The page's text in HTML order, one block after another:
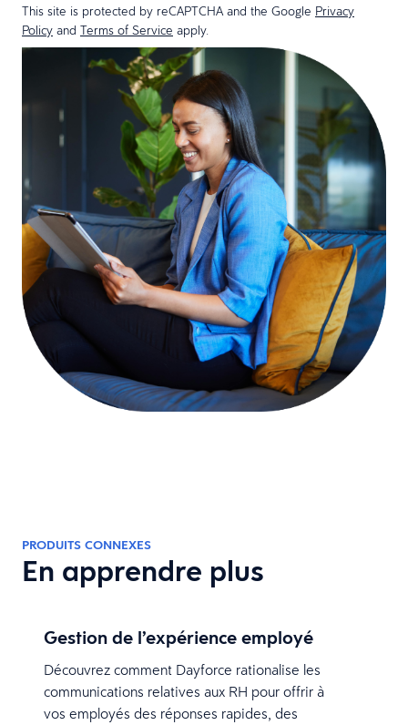
This site is protected by reCAPTCHA and the Google Privacy
Policy and Terms of Service apply.
PRODUITS CONNEXES
En apprendre plus
Gestion de l’expérience employé
Découvrez comment Dayforce rationalise les
communications relatives aux RH pour offrir à
vos employés des réponses rapides, des